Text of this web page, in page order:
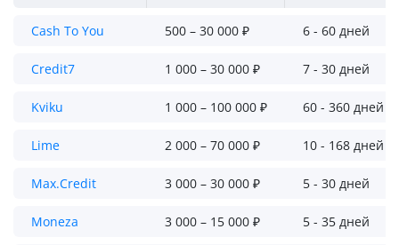
Cash To You 500 – 30 000 ₽ 6 - 60 дней
Credit7 1 000 – 30 000 ₽ 7 - 30 дней
Kviku 1 000 – 100 000 ₽ 60 - 360 дней
Lime 2 000 – 70 000 ₽ 10 - 168 дней
Max.Credit 3 000 – 30 000 ₽ 5 - 30 дней
Moneza 3 000 – 15 000 ₽ 5 - 35 дней